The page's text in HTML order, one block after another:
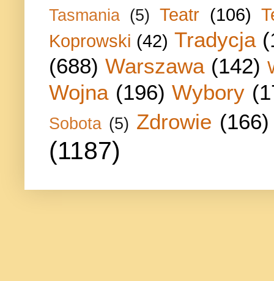
Tasmania (5) Teatr (106)
Koprowski (42) Tradycja
(688) Warszawa (142)
Wojna (196) Wybory
Sobota (5) Zdrowie (166)
(1187)